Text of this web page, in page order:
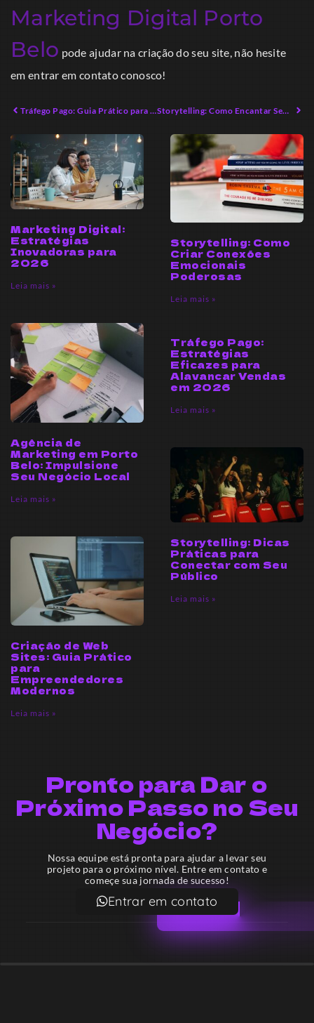
Marketing Digital Porto
Belo pode ajudar na criação do seu site, não hesite
em entrar em contato conosco!
Tráfego Pago: Guia Prático para Empreendedores em 2026 Storytelling: Como Encantar Seu Público em 2026
Marketing Digital:
Estratégias
Inovadoras para
2026
Leia mais »
Storytelling: Como
Criar Conexões
Emocionais
Poderosas
Leia mais »
Agência de
Marketing em Porto
Belo: Impulsione
Seu Negócio Local
Leia mais »
Tráfego Pago:
Estratégias
Eficazes para
Alavancar Vendas
em 2026
Leia mais »
Criação de Web
Sites: Guia Prático
para
Empreendedores
Modernos
Leia mais »
Storytelling: Dicas
Práticas para
Conectar com Seu
Público
Leia mais »
Pronto para Dar o
Próximo Passo no Seu
Negócio?
Nossa equipe está pronta para ajudar a levar seu
projeto para o próximo nível. Entre em contato e
começe sua jornada de sucesso!
Entrar em contato